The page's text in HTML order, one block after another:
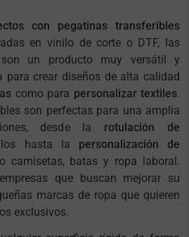
con pegatinas transferibles
en vinilo de corte o DTF, las
un producto muy versátil y
para crear diseños de alta calidad
como para personalizar textiles.
son perfectas para una amplia
desde la rotulación de
hasta la personalización de
camisetas, batas y ropa laboral.
que buscan mejorar su
marcas de ropa que quieren
exclusivos.